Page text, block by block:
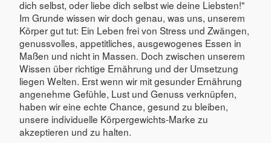
dich selbst, oder liebe dich selbst wie deine Liebsten!"
Im Grunde wissen wir doch genau, was uns, unserem
Körper gut tut: Ein Leben frei von Stress und Zwängen,
genussvolles, appetitliches, ausgewogenes Essen in
Maßen und nicht in Massen. Doch zwischen unserem
Wissen über richtige Ernährung und der Umsetzung
liegen Welten. Erst wenn wir mit gesunder Ernährung
angenehme Gefühle, Lust und Genuss verknüpfen,
haben wir eine echte Chance, gesund zu bleiben,
unsere individuelle Körpergewichts-Marke zu
akzeptieren und zu halten.